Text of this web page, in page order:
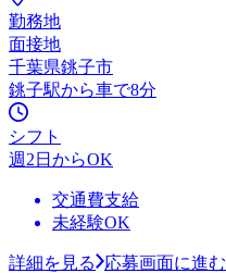
勤務地
面接地
千葉県銚子市
銚子駅から車で8分
シフト
週2日からOK
交通費支給
未経験OK
詳細を見る
応募画面に進む